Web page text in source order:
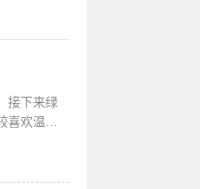
接下来绿
欢温暖